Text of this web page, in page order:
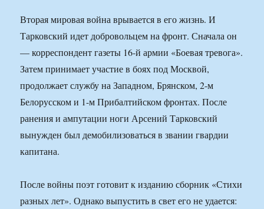
Вторая мировая война врывается в его жизнь. И
Тарковский идет добровольцем на фронт. Сначала он
— корреспондент газеты 16-й армии «Боевая тревога».
Затем принимает участие в боях под Москвой,
продолжает службу на Западном, Брянском, 2-м
Белорусском и 1-м Прибалтийском фронтах. После
ранения и ампутации ноги Арсений Тарковский
вынужден был демобилизоваться в звании гвардии
капитана.
После войны поэт готовит к изданию сборник «Стихи
разных лет». Однако выпустить в свет его не удается: